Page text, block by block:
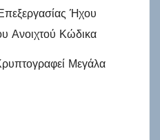
Ήχου
Ανοιχτού Κώδικα
Μεγάλα